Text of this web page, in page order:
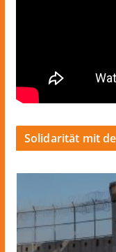
Solidarität mit